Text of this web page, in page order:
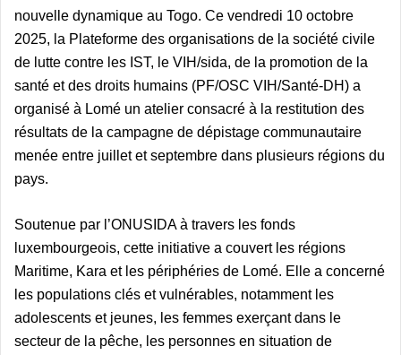
nouvelle dynamique au Togo. Ce vendredi 10 octobre
2025, la Plateforme des organisations de la société civile
de lutte contre les IST, le VIH/sida, de la promotion de la
santé et des droits humains (PF/OSC VIH/Santé-DH) a
organisé à Lomé un atelier consacré à la restitution des
résultats de la campagne de dépistage communautaire
menée entre juillet et septembre dans plusieurs régions du
pays.
Soutenue par l’ONUSIDA à travers les fonds
luxembourgeois, cette initiative a couvert les régions
Maritime, Kara et les périphéries de Lomé. Elle a concerné
les populations clés et vulnérables, notamment les
adolescents et jeunes, les femmes exerçant dans le
secteur de la pêche, les personnes en situation de